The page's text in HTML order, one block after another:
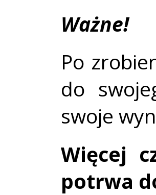
Ważne!
Po
do
swoje
Więcej
potrwa